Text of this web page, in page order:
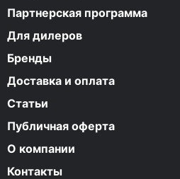
Партнерская программа
Для дилеров
Бренды
Доставка и оплата
Статьи
Публичная оферта
О компании
Контакты